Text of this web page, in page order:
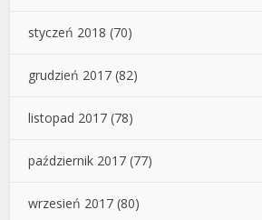
styczeń 2018 (70)
grudzień 2017 (82)
listopad 2017 (78)
październik 2017 (77)
wrzesień 2017 (80)